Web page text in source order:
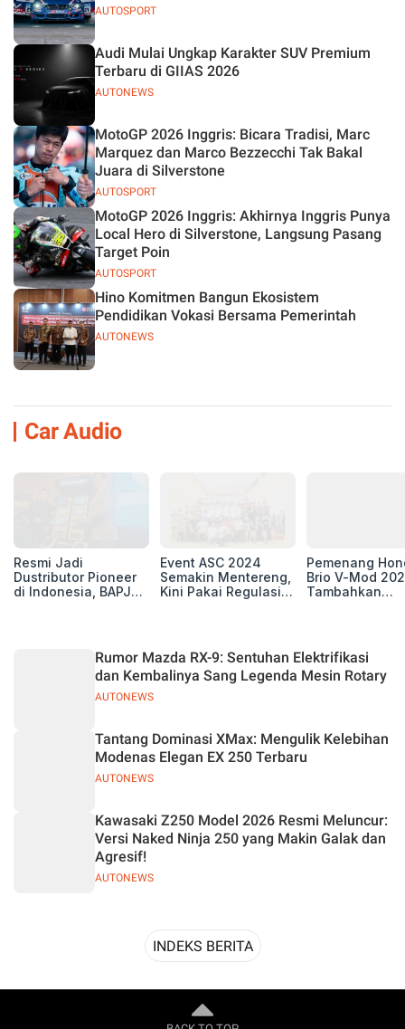
AUTOSPORT
AUTONEWS
Audi Mulai Ungkap Karakter SUV Premium
Terbaru di GIIAS 2026
AUTOSPORT
MotoGP 2026 Inggris: Bicara Tradisi, Marc
Marquez dan Marco Bezzecchi Tak Bakal
Juara di Silverstone
AUTOSPORT
MotoGP 2026 Inggris: Akhirnya Inggris Punya
Local Hero di Silverstone, Langsung Pasang
Target Poin
AUTONEWS
Hino Komitmen Bangun Ekosistem
Pendidikan Vokasi Bersama Pemerintah
Car Audio
Resmi Jadi
Dustributor Pioneer
di Indonesia, BAPJ
Event ASC 2024
Semakin Mentereng,
Kini Pakai Regulasi
Pemenang
Brio V-Mod
Tambahkan
AUTONEWS
Rumor Mazda RX-9: Sentuhan Elektrifikasi
dan Kembalinya Sang Legenda Mesin Rotary
AUTONEWS
Tantang Dominasi XMax: Mengulik Kelebihan
Modenas Elegan EX 250 Terbaru
AUTONEWS
Kawasaki Z250 Model 2026 Resmi Meluncur:
Versi Naked Ninja 250 yang Makin Galak dan
Agresif!
INDEKS BERITA